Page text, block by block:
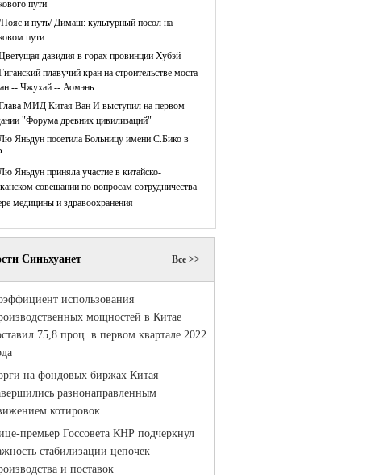
пути
и путь/ Димаш: культурный посол на
пути
давидия в горах провинции Хубэй
плавучий кран на строительстве моста
-- Чжухай -- Аомэнь
МИД Китая Ван И выступил на первом
"Форума древних цивилизаций"
Яньдун посетила Больницу имени С.Бико в
Яньдун приняла участие в китайско-
совещании по вопросам сотрудничества
медицины и здравоохранения